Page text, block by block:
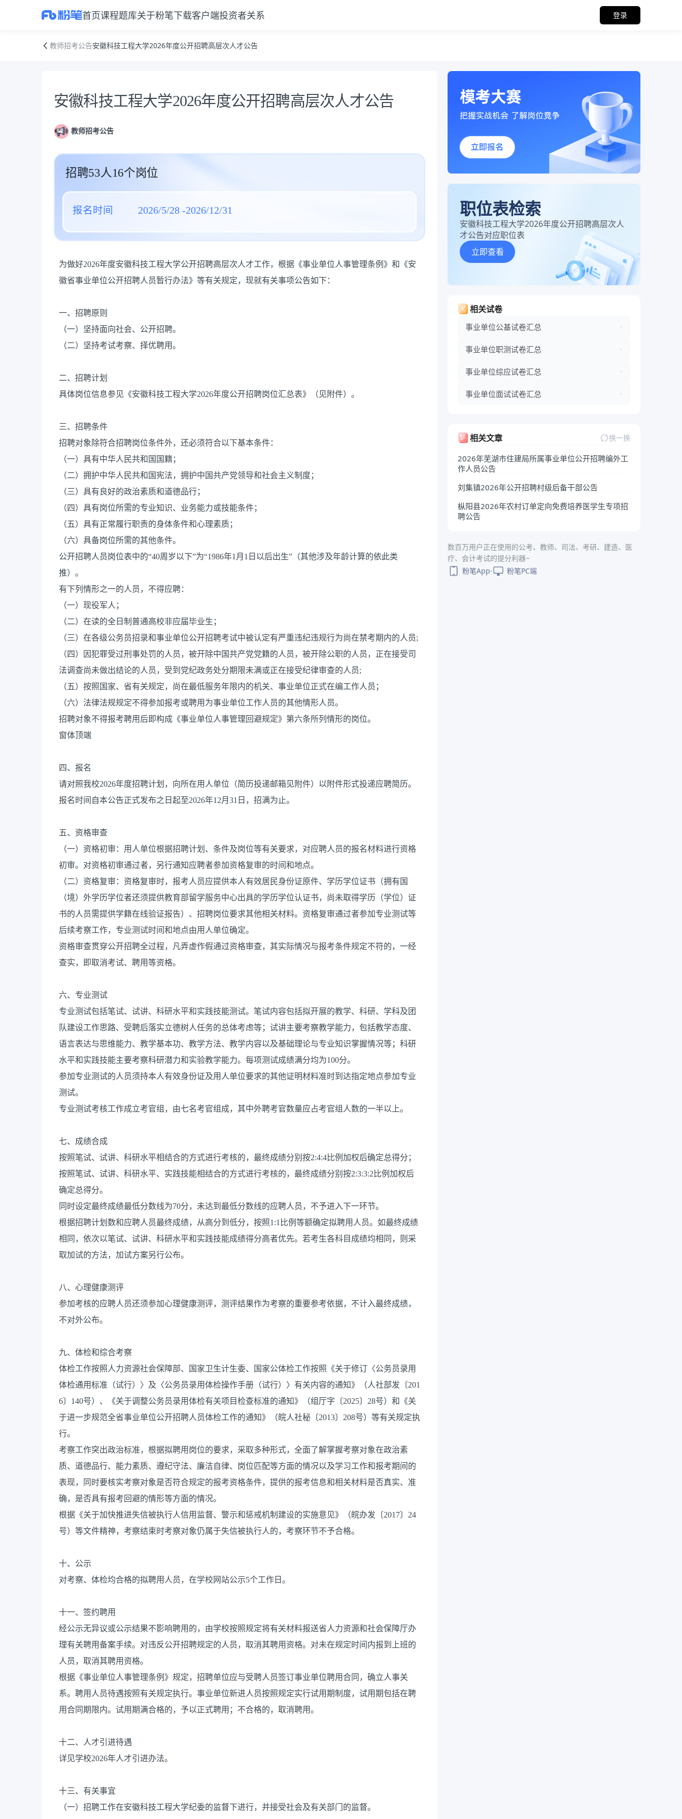
首页课程题库关于粉笔下载客户端投资者关系 登录
教师招考公告安徽科技工程大学2026年度公开招聘高层次人才公告
公告正文
安徽科技工程大学2026年度公开招聘高层次人才公告
教师招考公告
招聘53人16个岗位
报名时间 2026/5/28 -2026/12/31
为做好2026年度安徽科技工程大学公开招聘高层次人才工作，根据《事业单位人事管理条例》和《安
徽省事业单位公开招聘人员暂行办法》等有关规定，现就有关事项公告如下：
一、招聘原则
（一）坚持面向社会、公开招聘。
（二）坚持考试考察、择优聘用。
二、招聘计划
具体岗位信息参见《安徽科技工程大学2026年度公开招聘岗位汇总表》（见附件）。
三、招聘条件
招聘对象除符合招聘岗位条件外，还必须符合以下基本条件：
（一）具有中华人民共和国国籍；
（二）拥护中华人民共和国宪法，拥护中国共产党领导和社会主义制度；
（三）具有良好的政治素质和道德品行；
（四）具有岗位所需的专业知识、业务能力或技能条件；
（五）具有正常履行职责的身体条件和心理素质；
（六）具备岗位所需的其他条件。
公开招聘人员岗位表中的“40周岁以下”为“1986年1月1日以后出生”（其他涉及年龄计算的依此类
推）。
有下列情形之一的人员，不得应聘：
（一）现役军人；
（二）在读的全日制普通高校非应届毕业生；
（三）在各级公务员招录和事业单位公开招聘考试中被认定有严重违纪违规行为尚在禁考期内的人员;
（四）因犯罪受过刑事处罚的人员，被开除中国共产党党籍的人员，被开除公职的人员，正在接受司
法调查尚未做出结论的人员，受到党纪政务处分期限未满或正在接受纪律审查的人员;
（五）按照国家、省有关规定，尚在最低服务年限内的机关、事业单位正式在编工作人员；
（六）法律法规规定不得参加报考或聘用为事业单位工作人员的其他情形人员。
招聘对象不得报考聘用后即构成《事业单位人事管理回避规定》第六条所列情形的岗位。
窗体顶端
四、报名
请对照我校2026年度招聘计划，向所在用人单位（简历投递邮箱见附件）以附件形式投递应聘简历。
报名时间自本公告正式发布之日起至2026年12月31日，招满为止。
五、资格审查
（一）资格初审：用人单位根据招聘计划、条件及岗位等有关要求，对应聘人员的报名材料进行资格
初审。对资格初审通过者，另行通知应聘者参加资格复审的时间和地点。
（二）资格复审：资格复审时，报考人员应提供本人有效居民身份证原件、学历学位证书（拥有国
（境）外学历学位者还须提供教育部留学服务中心出具的学历学位认证书，尚未取得学历（学位）证
书的人员需提供学籍在线验证报告）、招聘岗位要求其他相关材料。资格复审通过者参加专业测试等
后续考察工作，专业测试时间和地点由用人单位确定。
资格审查贯穿公开招聘全过程，凡弄虚作假通过资格审查，其实际情况与报考条件规定不符的，一经
查实，即取消考试、聘用等资格。
六、专业测试
专业测试包括笔试、试讲、科研水平和实践技能测试。笔试内容包括拟开展的教学、科研、学科及团
队建设工作思路、受聘后落实立德树人任务的总体考虑等；试讲主要考察教学能力，包括教学态度、
语言表达与思维能力、教学基本功、教学方法、教学内容以及基础理论与专业知识掌握情况等；科研
水平和实践技能主要考察科研潜力和实验教学能力。每项测试成绩满分均为100分。
参加专业测试的人员须持本人有效身份证及用人单位要求的其他证明材料准时到达指定地点参加专业
测试。
专业测试考核工作成立考官组，由七名考官组成，其中外聘考官数量应占考官组人数的一半以上。
七、成绩合成
按照笔试、试讲、科研水平相结合的方式进行考核的，最终成绩分别按2:4:4比例加权后确定总得分；
按照笔试、试讲、科研水平、实践技能相结合的方式进行考核的，最终成绩分别按2:3:3:2比例加权后
确定总得分。
同时设定最终成绩最低分数线为70分，未达到最低分数线的应聘人员，不予进入下一环节。
根据招聘计划数和应聘人员最终成绩，从高分到低分，按照1:1比例等额确定拟聘用人员。如最终成绩
相同，依次以笔试、试讲、科研水平和实践技能成绩得分高者优先。若考生各科目成绩均相同，则采
取加试的方法，加试方案另行公布。
八、心理健康测评
参加考核的应聘人员还须参加心理健康测评，测评结果作为考察的重要参考依据，不计入最终成绩，
不对外公布。
九、体检和综合考察
体检工作按照人力资源社会保障部、国家卫生计生委、国家公体检工作按照《关于修订〈公务员录用
体检通用标准（试行）〉及〈公务员录用体检操作手册（试行）〉有关内容的通知》（人社部发〔201
6〕140号）、《关于调整公务员录用体检有关项目检查标准的通知》（组厅字〔2025〕28号）和《关
于进一步规范全省事业单位公开招聘人员体检工作的通知》（皖人社秘〔2013〕208号）等有关规定执
行。
考察工作突出政治标准，根据拟聘用岗位的要求，采取多种形式，全面了解掌握考察对象在政治素
质、道德品行、能力素质、遵纪守法、廉洁自律、岗位匹配等方面的情况以及学习工作和报考期间的
表现，同时要核实考察对象是否符合规定的报考资格条件，提供的报考信息和相关材料是否真实、准
确，是否具有报考回避的情形等方面的情况。
根据《关于加快推进失信被执行人信用监督、警示和惩戒机制建设的实施意见》（皖办发〔2017〕24
号）等文件精神，考察结束时考察对象仍属于失信被执行人的，考察环节不予合格。
十、公示
对考察、体检均合格的拟聘用人员，在学校网站公示5个工作日。
十一、签约聘用
经公示无异议或公示结果不影响聘用的，由学校按照规定将有关材料报送省人力资源和社会保障厅办
理有关聘用备案手续。对违反公开招聘规定的人员，取消其聘用资格。对未在规定时间内报到上班的
人员，取消其聘用资格。
根据《事业单位人事管理条例》规定，招聘单位应与受聘人员签订事业单位聘用合同，确立人事关
系。聘用人员待遇按照有关规定执行。事业单位新进人员按照规定实行试用期制度，试用期包括在聘
用合同期限内。试用期满合格的，予以正式聘用；不合格的，取消聘用。
十二、人才引进待遇
详见学校2026年人才引进办法。
十三、有关事宜
（一）招聘工作在安徽科技工程大学纪委的监督下进行，并接受社会及有关部门的监督。
职位表检索
安徽科技工程大学2026年度公开招聘高层次人
才公告对应职位表
立即查看
相关试卷
事业单位公基试卷汇总
事业单位职测试卷汇总
事业单位综应试卷汇总
事业单位面试试卷汇总
相关文章 换一换
2026年芜湖市住建局所属事业单位公开招聘编外工
作人员公告
刘集镇2026年公开招聘村级后备干部公告
枞阳县2026年农村订单定向免费培养医学生专项招
聘公告
数百万用户正在使用的公考、教师、司法、考研、建造、医
疗、会计考试的提分利器~
粉笔App
粉笔PC端